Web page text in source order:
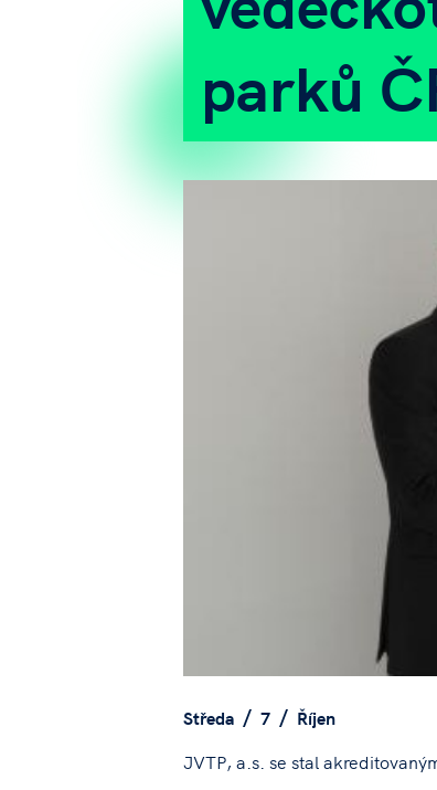
parků
Středa 7
Říjen
JVTP, a.s. se stal